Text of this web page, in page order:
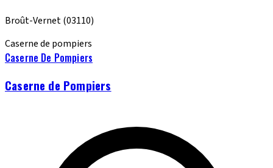
Broût-Vernet(03110)
Caserne de pompiers
Caserne De Pompiers
Caserne de Pompiers